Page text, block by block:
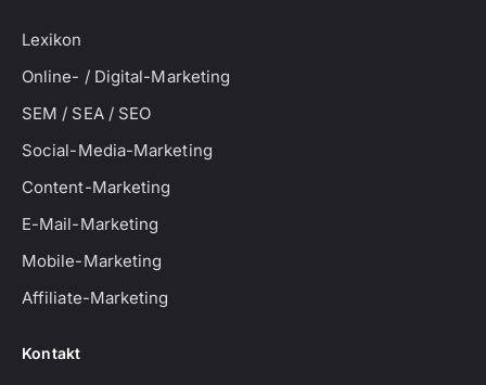
Lexikon
Online- / Digital-Marketing
SEM / SEA / SEO
Social-Media-Marketing
Content-Marketing
E-Mail-Marketing
Mobile-Marketing
Affiliate-Marketing
Kontakt